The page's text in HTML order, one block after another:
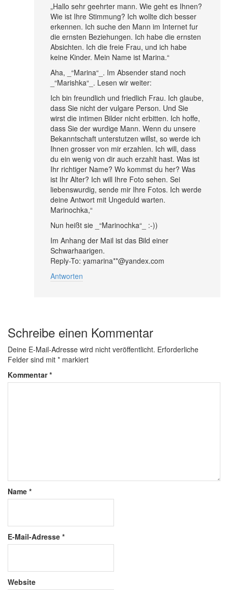
„Hallo sehr geehrter mann. Wie geht es Ihnen?
Wie ist Ihre Stimmung? Ich wollte dich besser
erkennen. Ich suche den Mann im Internet fur
die ernsten Beziehungen. Ich habe die ernsten
Absichten. Ich die freie Frau, und ich habe
keine Kinder. Mein Name ist Marina.“
Aha, _“Marina“_. Im Absender stand noch
_“Marishka“_. Lesen wir weiter:
Ich bin freundlich und friedlich Frau. Ich glaube,
dass Sie nicht der vulgare Person. Und Sie
wirst die intimen Bilder nicht erbitten. Ich hoffe,
dass Sie der wurdige Mann. Wenn du unsere
Bekanntschaft unterstutzen willst, so werde ich
Ihnen grosser von mir erzahlen. Ich will, dass
du ein wenig von dir auch erzahlt hast. Was ist
Ihr richtiger Name? Wo kommst du her? Was
ist Ihr Alter? Ich will Ihre Foto sehen. Sei
liebenswurdig, sende mir Ihre Fotos. Ich werde
deine Antwort mit Ungeduld warten.
Marinochka,“
Nun heißt sie _“Marinochka“_ :-))
Im Anhang der Mail ist das Bild einer
Schwarhaarigen.
Reply-To: yamarina**@yandex.com
Antworten
Schreibe einen Kommentar
Deine E-Mail-Adresse wird nicht veröffentlicht. Erforderliche
Felder sind mit * markiert
Kommentar*
Name *
E-Mail-Adresse *
Website